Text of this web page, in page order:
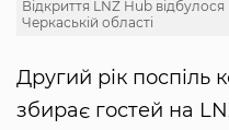
Відкриття LNZ Hub відбулося
Черкаській області
Другий рік поспіль
збирає гостей на